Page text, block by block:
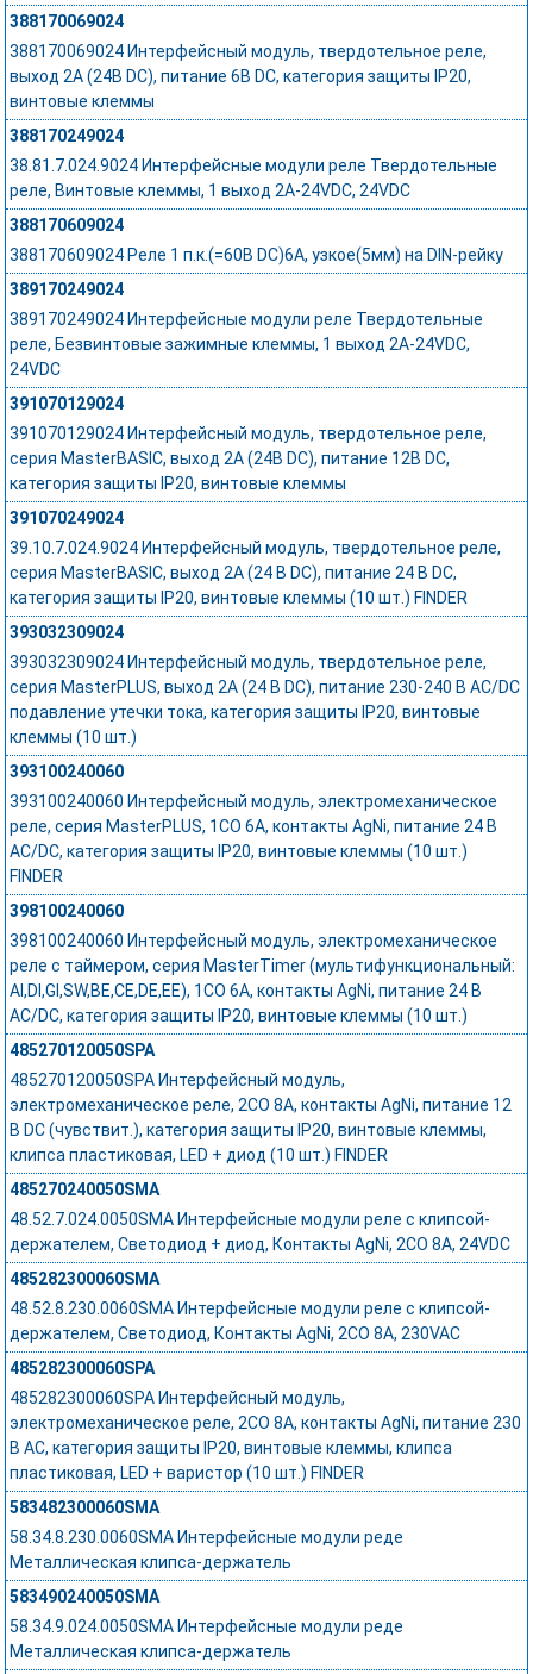
388170069024
388170069024 Интерфейсный модуль, твердотельное реле,
выход 2A (24В DC), питание 6В DC, категория защиты IP20,
винтовые клеммы
388170249024
38.81.7.024.9024 Интерфейсные модули реле Твердотельные
реле, Винтовые клеммы, 1 выход 2A-24VDC, 24VDC
388170609024
388170609024 Реле 1 п.к.(=60В DC)6А, узкое(5мм) на DIN-рейку
389170249024
389170249024 Интерфейсные модули реле Твердотельные
реле, Безвинтовые зажимные клеммы, 1 выход 2A-24VDC,
24VDC
391070129024
391070129024 Интерфейсный модуль, твердотельное реле,
серия MasterBASIC, выход 2A (24В DC), питание 12В DC,
категория защиты IP20, винтовые клеммы
391070249024
39.10.7.024.9024 Интерфейсный модуль, твердотельное реле,
серия MasterBASIC, выход 2A (24 В DC), питание 24 В DC,
категория защиты IP20, винтовые клеммы (10 шт.) FINDER
393032309024
393032309024 Интерфейсный модуль, твердотельное реле,
серия MasterPLUS, выход 2A (24 В DC), питание 230-240 В AC/DC
подавление утечки тока, категория защиты IP20, винтовые
клеммы (10 шт.)
393100240060
393100240060 Интерфейсный модуль, электромеханическое
реле, серия MasterPLUS, 1CO 6A, контакты AgNi, питание 24 В
AC/DC, категория защиты IP20, винтовые клеммы (10 шт.)
FINDER
398100240060
398100240060 Интерфейсный модуль, электромеханическое
реле с таймером, серия MasterTimer (мультифункциональный:
AI,DI,GI,SW,BE,CE,DE,EE), 1CO 6A, контакты AgNi, питание 24 В
АС/DC, категория защиты IP20, винтовые клеммы (10 шт.)
485270120050SPA
485270120050SPA Интерфейсный модуль,
электромеханическое реле, 2CO 8A, контакты AgNi, питание 12
В DC (чувствит.), категория защиты IP20, винтовые клеммы,
клипса пластиковая, LED + диод (10 шт.) FINDER
485270240050SMA
48.52.7.024.0050SMA Интерфейсные модули реле с клипсой-
держателем, Светодиод + диод, Контакты AgNi, 2CO 8A, 24VDC
485282300060SMA
48.52.8.230.0060SMA Интерфейсные модули реле с клипсой-
держателем, Светодиод, Контакты AgNi, 2CO 8A, 230VAC
485282300060SPA
485282300060SPA Интерфейсный модуль,
электромеханическое реле, 2CO 8A, контакты AgNi, питание 230
В AC, категория защиты IP20, винтовые клеммы, клипса
пластиковая, LED + варистор (10 шт.) FINDER
583482300060SMA
58.34.8.230.0060SMA Интерфейсные модули реде
Металлическая клипса-держатель
583490240050SMA
58.34.9.024.0050SMA Интерфейсные модули реде
Металлическая клипса-держатель